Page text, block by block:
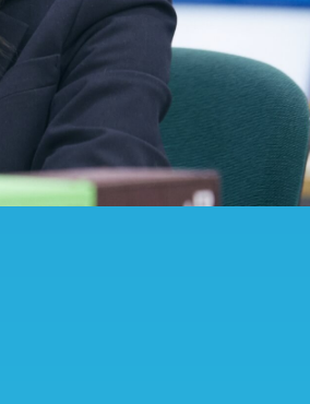
バリューチェーン
持続可能なタン
して
Information